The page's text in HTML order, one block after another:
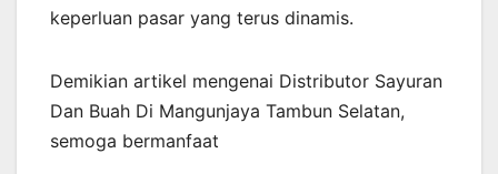
keperluan pasar yang terus dinamis.
Demikian artikel mengenai Distributor Sayuran
Dan Buah Di Mangunjaya Tambun Selatan,
semoga bermanfaat